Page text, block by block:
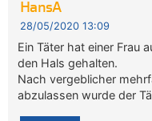
HansA
28/05/2020 13:09
Ein Täter hat einer Frau
den Hals gehalten.
Nach vergeblicher
abzulassen wurde der